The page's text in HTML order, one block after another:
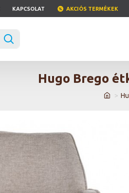
KAPCSOLAT AKCIÓS TERMÉKEK
Hugo Brego